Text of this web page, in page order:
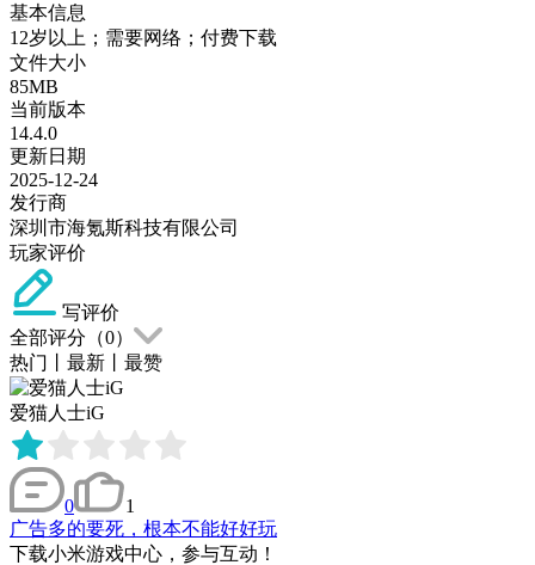
基本信息
12岁以上；需要网络；付费下载
文件大小
85MB
当前版本
14.4.0
更新日期
2025-12-24
发行商
深圳市海氪斯科技有限公司
玩家评价
写评价
全部评分（0）
热门
最新 最赞
爱猫人士iG
0
1
广告多的要死，根本不能好好玩
下载小米游戏中心，参与互动！